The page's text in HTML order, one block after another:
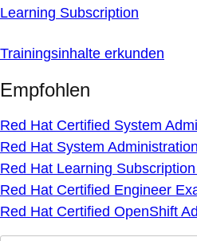
Learning Subscription
Trainingsinhalte erkunden
Empfohlen
Red Hat Certified System
Red Hat System
Red Hat Learning
Red Hat Certified Engineer
Red Hat Certified OpenShift